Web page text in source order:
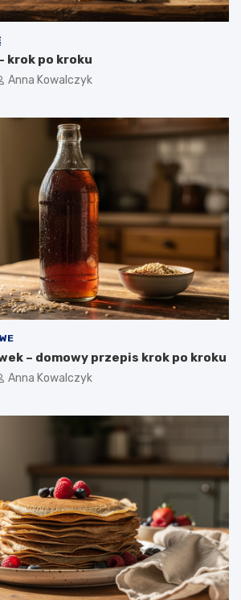
krok po kroku
Anna Kowalczyk
– domowy przepis krok po kroku
Anna Kowalczyk